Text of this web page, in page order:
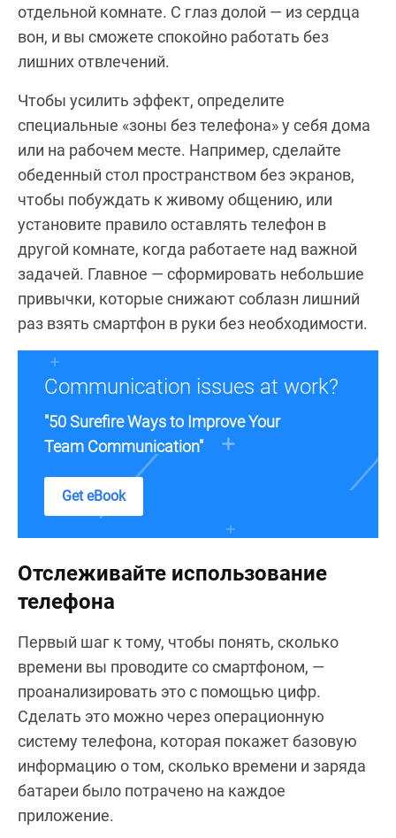
отдельной комнате. С глаз долой — из сердца
вон, и вы сможете спокойно работать без
лишних отвлечений.
Чтобы усилить эффект, определите
специальные «зоны без телефона» у себя дома
или на рабочем месте. Например, сделайте
обеденный стол пространством без экранов,
чтобы побуждать к живому общению, или
установите правило оставлять телефон в
другой комнате, когда работаете над важной
задачей. Главное — сформировать небольшие
привычки, которые снижают соблазн лишний
раз взять смартфон в руки без необходимости.
Communication issues at work?
"50 Surefire Ways to Improve Your
Team Communication"
Get eBook
Отслеживайте использование
телефона
Первый шаг к тому, чтобы понять, сколько
времени вы проводите со смартфоном, —
проанализировать это с помощью цифр.
Сделать это можно через операционную
систему телефона, которая покажет базовую
информацию о том, сколько времени и заряда
батареи было потрачено на каждое
приложение.